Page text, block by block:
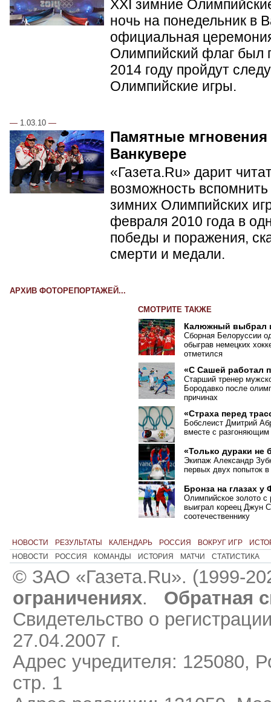
XXI зимние
ночь на понедельник в
официальная
Олимпийский флаг был
2014 году пройдут
Олимпийские игры.
— 1.03.10 —
Памятные
Ванкувере
«Газета.Ru» дарит
возможность
зимних Олимпийских
февраля 2010 года в
победы и поражения,
смерти и медали.
АРХИВ ФОТОРЕПОРТАЖЕЙ...
СМОТРИТЕ ТАКЖЕ
Калюжный выбрал
Сборная Белоруссии
обыграв немецких
отметился
«С Сашей работал
Старший тренер
Бородавко после
причинах
«Страха перед
Бобслеист Дмитрий
вместе с
«Только дураки не
Экипаж Александр
первых двух попыток
Бронза на глазах у
Олимпийское золото с
выиграл кореец Джун
соотечественнику
НОВОСТИ РЕЗУЛЬТАТЫ КАЛЕНДАРЬ РОССИЯ ВОКРУГ ИГР
НОВОСТИ
РОССИЯ КОМАНДЫ ИСТОРИЯ МАТЧИ СТАТИСТИКА
© ЗАО «Газета.Ru». (1999-
ограничениях.
Обратная
Свидетельство о
27.04.2007 г.
Адрес учредителя: 125080,
стр. 1